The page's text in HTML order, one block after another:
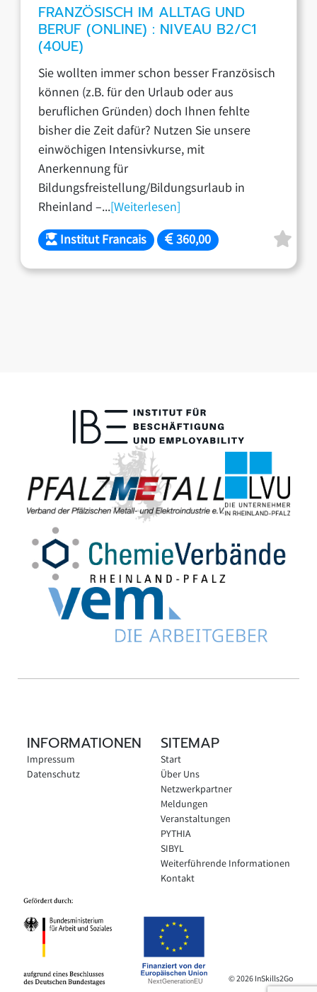
FRANZÖSISCH IM ALLTAG UND
BERUF (ONLINE) : NIVEAU B2/C1
(40UE)
Sie wollten immer schon besser Französisch
können (z.B. für den Urlaub oder aus
beruflichen Gründen) doch Ihnen fehlte
bisher die Zeit dafür? Nutzen Sie unsere
einwöchigen Intensivkurse, mit
Anerkennung für
Bildungsfreistellung/Bildungsurlaub in
Rheinland –...[Weiterlesen]
Institut Francais
360,00
INFORMATIONEN
Impressum
Datenschutz
SITEMAP
Start
Über Uns
Netzwerkpartner
Meldungen
Veranstaltungen
PYTHIA
SIBYL
Weiterführende Informationen
Kontakt
© 2026 InSkills2Go